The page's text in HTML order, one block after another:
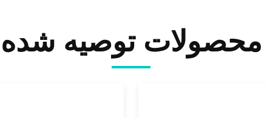
محصولات توصیه شده